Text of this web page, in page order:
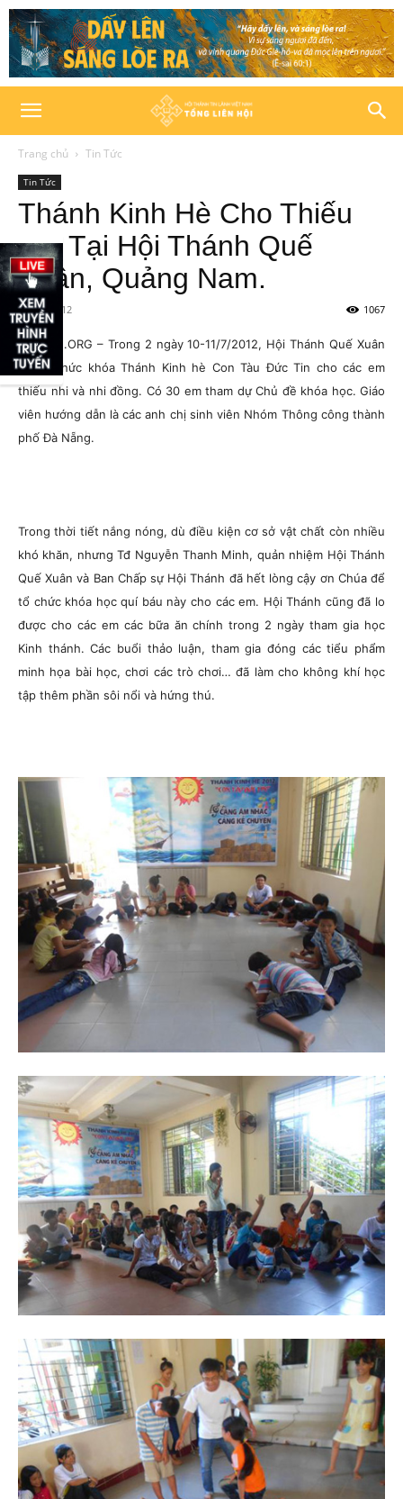
Trang chủ Tin Tức
Tin Tức
Thánh Kinh Hè Cho Thiếu
Nhi Tại Hội Thánh Quế
Xuân, Quảng Nam.
18/07/2012 1067
HTTLVN.ORG – Trong 2 ngày 10-11/7/2012, Hội Thánh Quế Xuân
đã tổ chức khóa Thánh Kinh hè Con Tàu Đức Tin cho các em
thiếu nhi và nhi đồng. Có 30 em tham dự Chủ đề khóa học. Giáo
viên hướng dẫn là các anh chị sinh viên Nhóm Thông công thành
phố Đà Nẵng.
Trong thời tiết nắng nóng, dù điều kiện cơ sở vật chất còn nhiều
khó khăn, nhưng Tđ Nguyễn Thanh Minh, quản nhiệm Hội Thánh
Quế Xuân và Ban Chấp sự Hội Thánh đã hết lòng cậy ơn Chúa để
tổ chức khóa học quí báu này cho các em. Hội Thánh cũng đã lo
được cho các em các bữa ăn chính trong 2 ngày tham gia học
Kinh thánh. Các buổi thảo luận, tham gia đóng các tiểu phẩm
minh họa bài học, chơi các trò chơi… đã làm cho không khí học
tập thêm phần sôi nổi và hứng thú.